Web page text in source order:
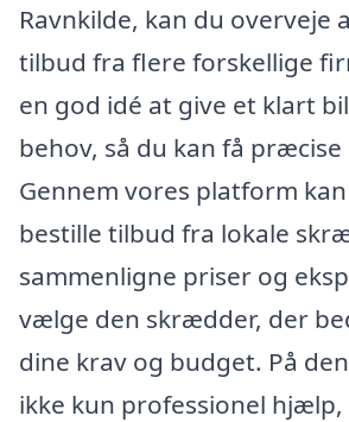
Ravnkilde, kan du overveje
tilbud fra flere forskellige
en god idé at give et klart
behov, så du kan få præcise
Gennem vores platform
bestille tilbud fra lokale
sammenligne priser og
vælge den skrædder, der
dine krav og budget. På
ikke kun professionel hjælp,